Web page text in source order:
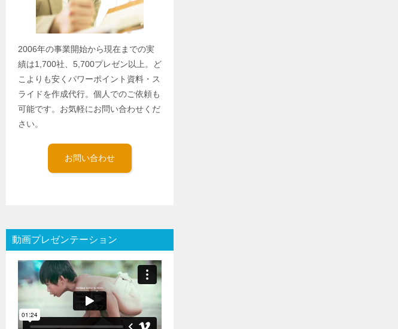
2006年の事業開始から現在までの実
績は1,700社、5,700プレゼン以上。ど
こよりも安くパワーポイント資料・ス
ライドを作成代行。個人でのご依頼も
可能です。お気軽にお問い合わせくだ
さい。
お問い合わせ
動画プレゼンテーション